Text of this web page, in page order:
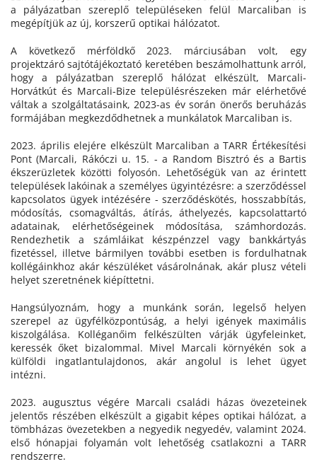
a pályázatban szereplő településeken felül Marcaliban is
megépítjük az új, korszerű optikai hálózatot.
A következő mérföldkő 2023. márciusában volt, egy
projektzáró sajtótájékoztató keretében beszámolhattunk arról,
hogy a pályázatban szereplő hálózat elkészült, Marcali-
Horvátkút és Marcali-Bize településrészeken már elérhetővé
váltak a szolgáltatásaink, 2023-as év során önerős beruházás
formájában megkezdődhetnek a munkálatok Marcaliban is.
2023. április elejére elkészült Marcaliban a TARR Értékesítési
Pont (Marcali, Rákóczi u. 15. - a Random Bisztró és a Bartis
ékszerüzletek közötti folyosón. Lehetőségük van az érintett
települések lakóinak a személyes ügyintézésre: a szerződéssel
kapcsolatos ügyek intézésére - szerződéskötés, hosszabbítás,
módosítás, csomagváltás, átírás, áthelyezés, kapcsolattartó
adatainak, elérhetőségeinek módosítása, számhordozás.
Rendezhetik a számláikat készpénzzel vagy bankkártyás
fizetéssel, illetve bármilyen további esetben is fordulhatnak
kollégáinkhoz akár készüléket vásárolnának, akár plusz vételi
helyet szeretnének kiépíttetni.
Hangsúlyoznám, hogy a munkánk során, legelső helyen
szerepel az ügyfélközpontúság, a helyi igények maximális
kiszolgálása. Kolléganőim felkészülten várják ügyfeleinket,
keressék őket bizalommal. Mivel Marcali környékén sok a
külföldi ingatlantulajdonos, akár angolul is lehet ügyet
intézni.
2023. augusztus végére Marcali családi házas övezeteinek
jelentős részében elkészült a gigabit képes optikai hálózat, a
tömbházas övezetekben a negyedik negyedév, valamint 2024.
első hónapjai folyamán volt lehetőség csatlakozni a TARR
rendszerre.